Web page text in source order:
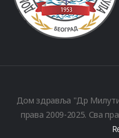
Дом здравља "Др
права 2009-2025. Сва